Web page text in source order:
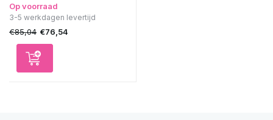
Op voorraad
3-5 werkdagen levertijd
€85,04 €76,54